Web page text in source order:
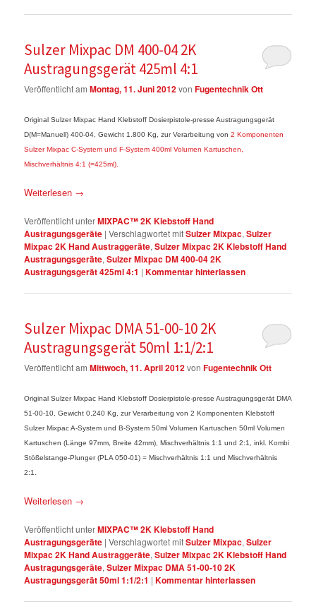
Sulzer Mixpac DM 400-04 2K
Austragungsgerät 425ml 4:1
Veröffentlicht amMontag, 11. Juni 2012vonFugentechnik Ott
Original Sulzer Mixpac Hand Klebstoff Dosierpistole-presse Austragungsgerät
D(M=Manuell) 400-04, Gewicht 1.800 Kg, zur Verarbeitung von2 Komponenten
Sulzer Mixpac C-System und F-System 400ml Volumen Kartuschen,
Mischverhältnis 4:1 (=425ml).
Weiterlesen →
Veröffentlicht unterMIXPAC™ 2K Klebstoff Hand
Austragungsgeräte |Verschlagwortet mitSulzer Mixpac,Sulzer
Mixpac 2K Hand Austraggeräte,Sulzer Mixpac 2K Klebstoff Hand
Austragungsgeräte,Sulzer Mixpac DM 400-04 2K
Austragungsgerät 425ml 4:1 |Kommentar hinterlassen
Sulzer Mixpac DMA 51-00-10 2K
Austragungsgerät 50ml 1:1/2:1
Veröffentlicht amMittwoch, 11. April 2012vonFugentechnik Ott
Original Sulzer Mixpac Hand Klebstoff Dosierpistole-presse Austragungsgerät DMA
51-00-10, Gewicht 0,240 Kg, zur Verarbeitung von 2 Komponenten Klebstoff
Sulzer Mixpac A-System und B-System 50ml Volumen Kartuschen 50ml Volumen
Kartuschen (Länge 97mm, Breite 42mm), Mischverhältnis 1:1 und 2:1, inkl. Kombi
Stößelstange-Plunger (PLA 050-01) = Mischverhältnis 1:1 und Mischverhältnis
2:1.
Weiterlesen →
Veröffentlicht unterMIXPAC™ 2K Klebstoff Hand
Austragungsgeräte |Verschlagwortet mitSulzer Mixpac,Sulzer
Mixpac 2K Hand Austraggeräte,Sulzer Mixpac 2K Klebstoff Hand
Austragungsgeräte,Sulzer Mixpac DMA 51-00-10 2K
Austragungsgerät 50ml 1:1/2:1 |Kommentar hinterlassen